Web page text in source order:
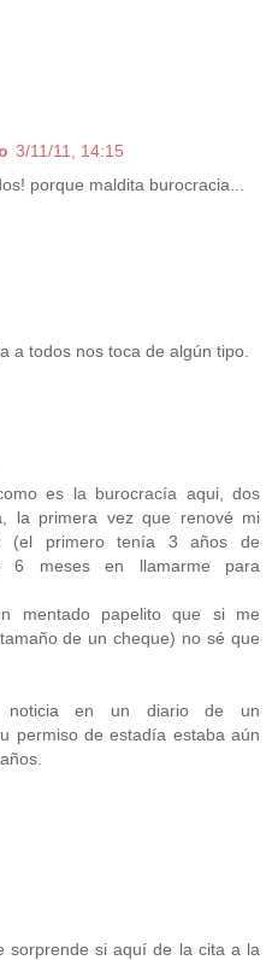
3/11/11, 14:15
porque maldita burocracia...
a todos nos toca de algún tipo.
es la burocracía aqui, dos
la primera vez que renové mi
(el primero tenía 3 años de
6 meses en llamarme para
mentado papelito que si me
de un cheque) no sé que
noticia en un diario de un
permiso de estadía estaba aún
sorprende si aquí de la cita a la